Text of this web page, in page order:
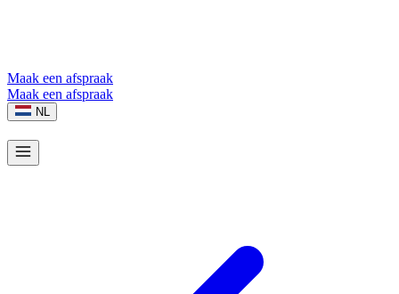
Maak een afspraak
Maak een afspraak
NL